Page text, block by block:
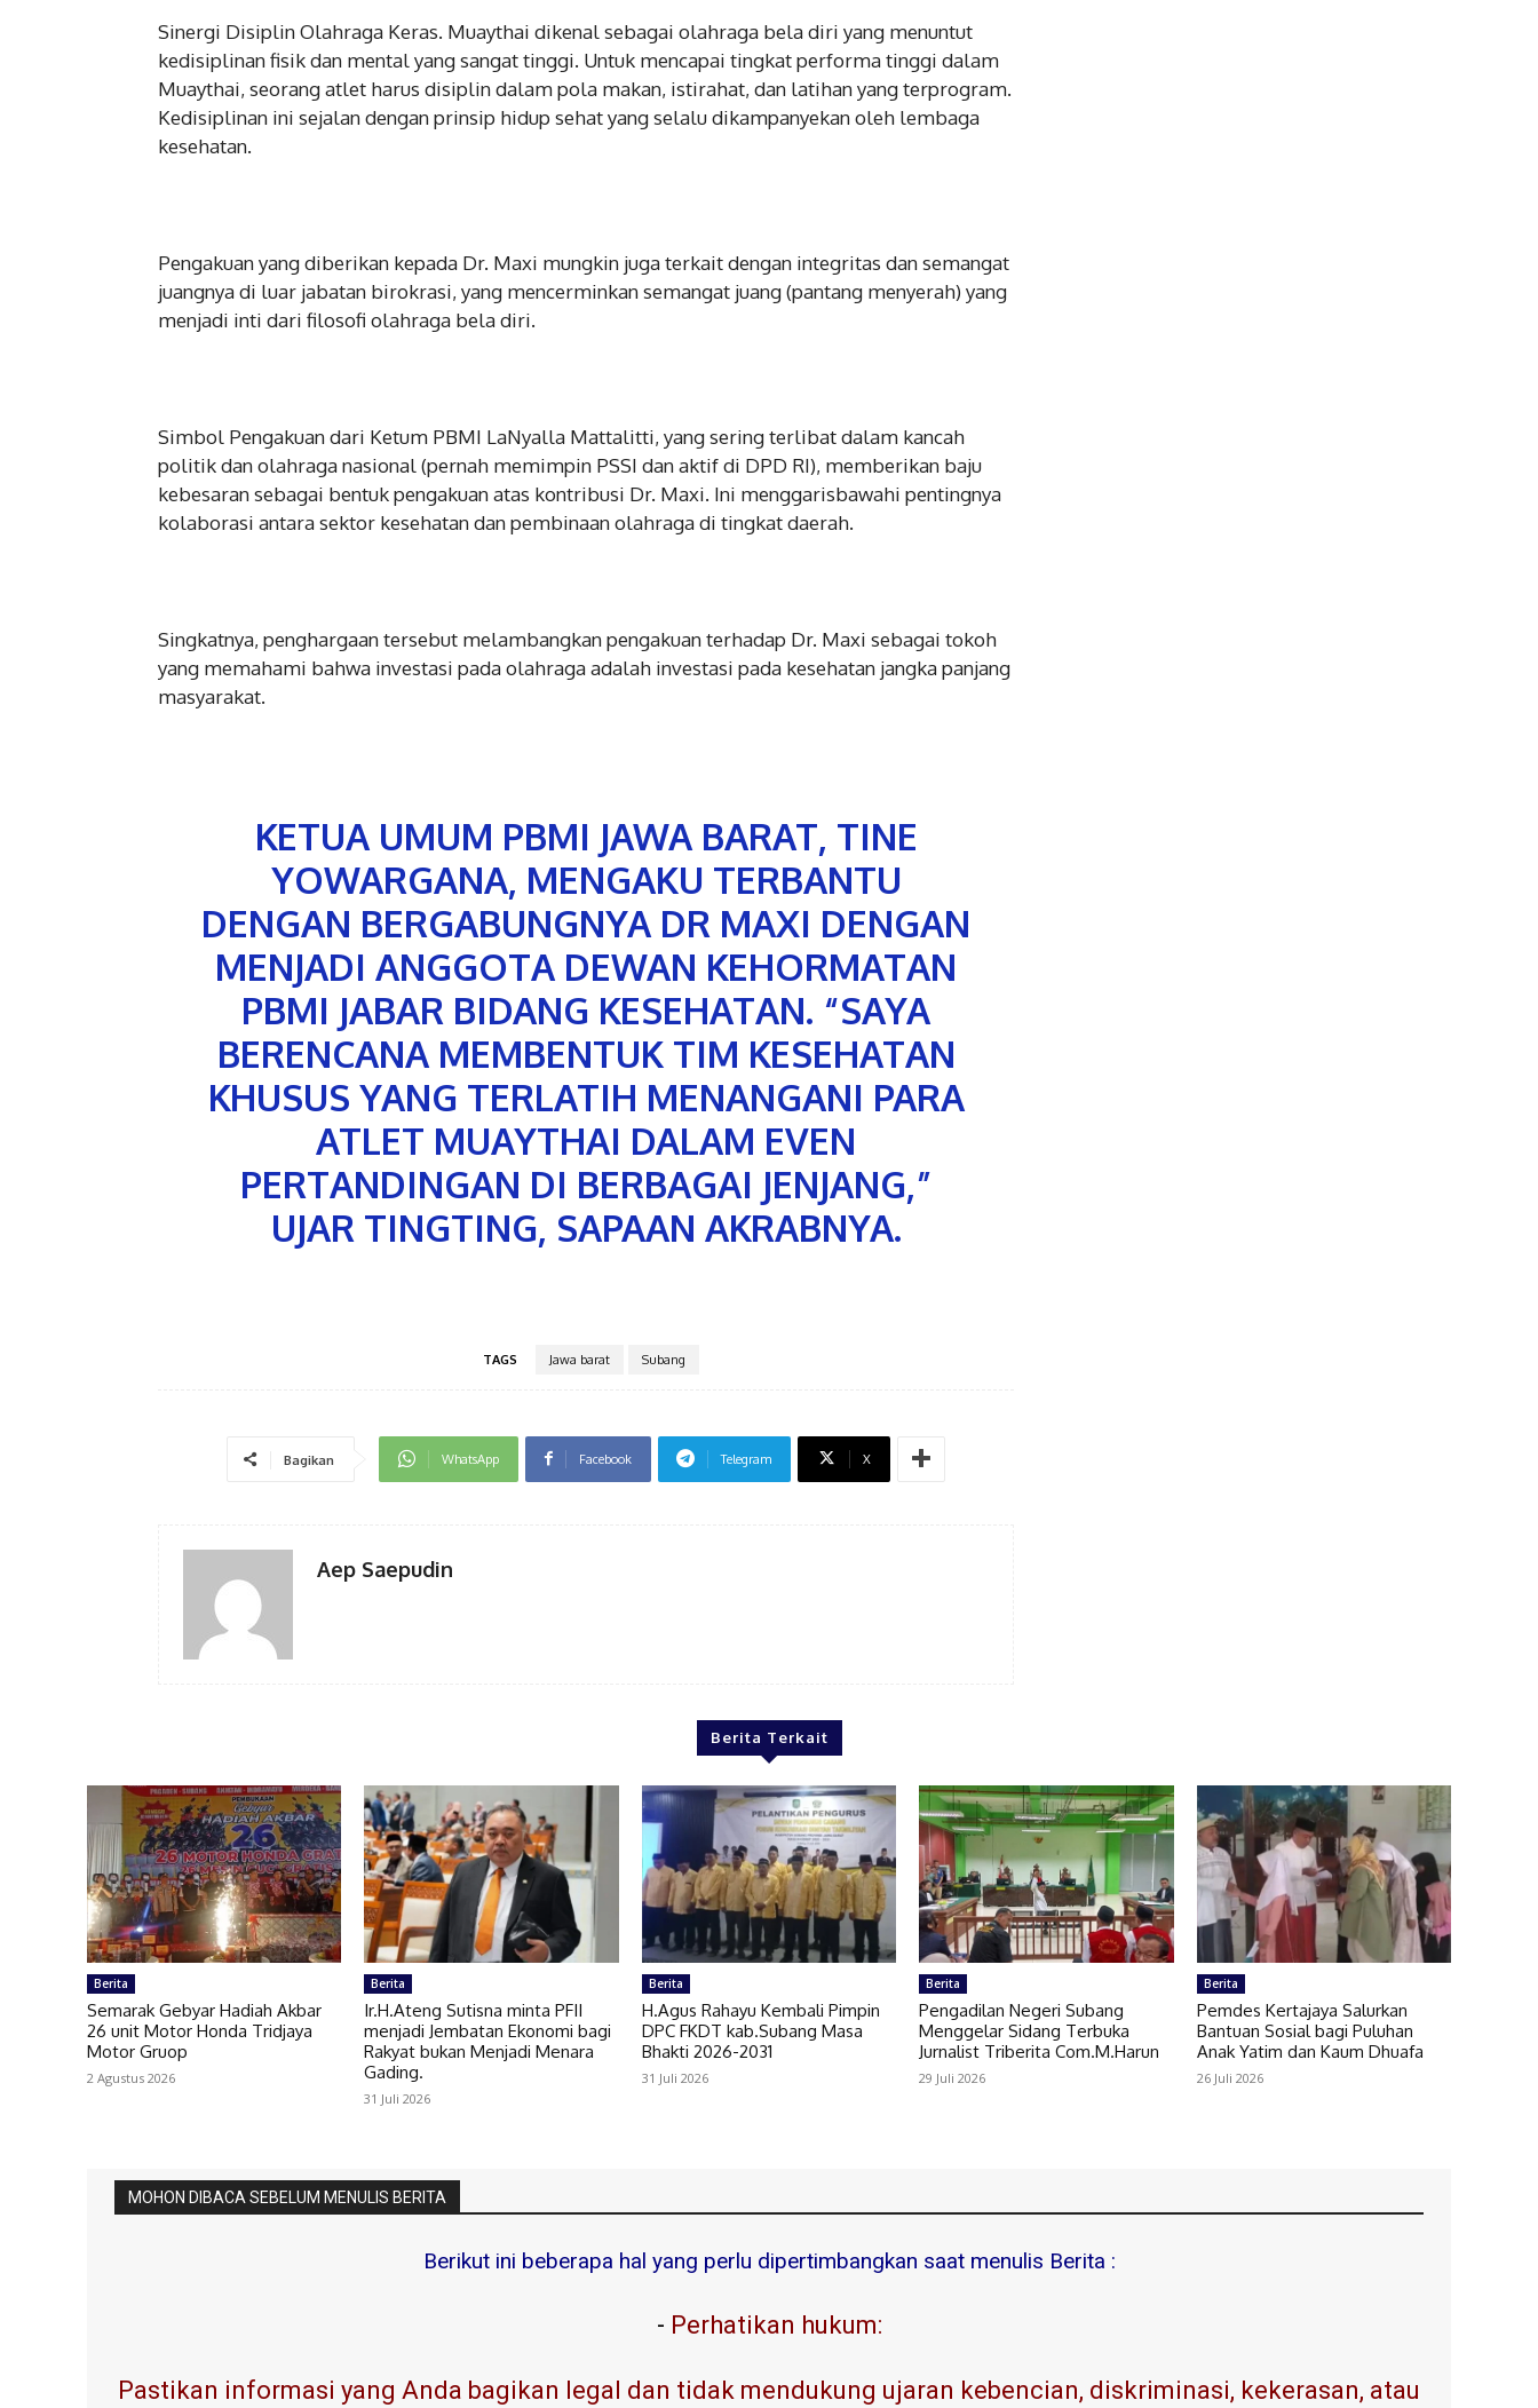
Sinergi Disiplin Olahraga Keras. Muaythai dikenal sebagai olahraga bela diri yang menuntut
kedisiplinan fisik dan mental yang sangat tinggi. Untuk mencapai tingkat performa tinggi dalam
Muaythai, seorang atlet harus disiplin dalam pola makan, istirahat, dan latihan yang terprogram.
Kedisiplinan ini sejalan dengan prinsip hidup sehat yang selalu dikampanyekan oleh lembaga
kesehatan.
Pengakuan yang diberikan kepada Dr. Maxi mungkin juga terkait dengan integritas dan semangat
juangnya di luar jabatan birokrasi, yang mencerminkan semangat juang (pantang menyerah) yang
menjadi inti dari filosofi olahraga bela diri.
Simbol Pengakuan dari Ketum PBMI LaNyalla Mattalitti, yang sering terlibat dalam kancah
politik dan olahraga nasional (pernah memimpin PSSI dan aktif di DPD RI), memberikan baju
kebesaran sebagai bentuk pengakuan atas kontribusi Dr. Maxi. Ini menggarisbawahi pentingnya
kolaborasi antara sektor kesehatan dan pembinaan olahraga di tingkat daerah.
Singkatnya, penghargaan tersebut melambangkan pengakuan terhadap Dr. Maxi sebagai tokoh
yang memahami bahwa investasi pada olahraga adalah investasi pada kesehatan jangka panjang
masyarakat.
KETUA UMUM PBMI JAWA BARAT, TINE
YOWARGANA, MENGAKU TERBANTU
DENGAN BERGABUNGNYA DR MAXI DENGAN
MENJADI ANGGOTA DEWAN KEHORMATAN
PBMI JABAR BIDANG KESEHATAN. “SAYA
BERENCANA MEMBENTUK TIM KESEHATAN
KHUSUS YANG TERLATIH MENANGANI PARA
ATLET MUAYTHAI DALAM EVEN
PERTANDINGAN DI BERBAGAI JENJANG,”
UJAR TINGTING, SAPAAN AKRABNYA.
TAGS Jawa barat Subang
Bagikan WhatsApp Facebook Telegram X
Aep Saepudin
Berita Terkait
Berita
Semarak Gebyar Hadiah Akbar
26 unit Motor Honda Tridjaya
Motor Gruop
2 Agustus 2026
Berita
Ir.H.Ateng Sutisna minta PFII
menjadi Jembatan Ekonomi bagi
Rakyat bukan Menjadi Menara
Gading.
31 Juli 2026
Berita
H.Agus Rahayu Kembali Pimpin
DPC FKDT kab.Subang Masa
Bhakti 2026-2031
31 Juli 2026
Berita
Pengadilan Negeri Subang
Menggelar Sidang Terbuka
Jurnalist Triberita Com.M.Harun
29 Juli 2026
Berita
Pemdes Kertajaya Salurkan
Bantuan Sosial bagi Puluhan
Anak Yatim dan Kaum Dhuafa
26 Juli 2026
MOHON DIBACA SEBELUM MENULIS BERITA
Berikut ini beberapa hal yang perlu dipertimbangkan saat menulis Berita :
- Perhatikan hukum:
Pastikan informasi yang Anda bagikan legal dan tidak mendukung ujaran kebencian, diskriminasi, kekerasan, atau